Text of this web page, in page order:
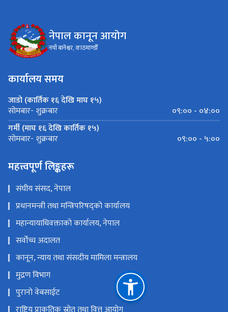
नेपाल कानून आयोग
नयाँ बानेश्वर, काठमाण्डौँ
कार्यालय समय
जाडो (कार्तिक १६ देखि माघ १५)
सोमबार- शुक्रबार
०९:०० - ०४:००
गर्मी (माघ १६ देखि कार्तिक १५)
सोमबार- शुक्रबार ०९:०० - ५:००
महत्त्वपूर्ण लिङ्कहरू
संघीय संसद, नेपाल
प्रधानमन्त्री तथा मन्त्रिपरिषद्को कार्यालय
महान्यायाधिवक्ताको कार्यालय, नेपाल
सर्वोच्च अदालत
कानून, न्याय तथा संसदीय मामिला मन्त्रालय
मुद्रण विभाग
पुरानो वेबसाईट